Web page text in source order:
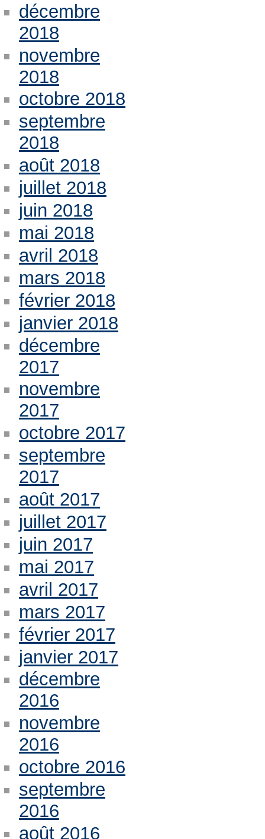
décembre
2018
novembre
2018
octobre 2018
septembre
2018
août 2018
juillet 2018
juin 2018
mai 2018
avril 2018
mars 2018
février 2018
janvier 2018
décembre
2017
novembre
2017
octobre 2017
septembre
2017
août 2017
juillet 2017
juin 2017
mai 2017
avril 2017
mars 2017
février 2017
janvier 2017
décembre
2016
novembre
2016
octobre 2016
septembre
2016
août 2016